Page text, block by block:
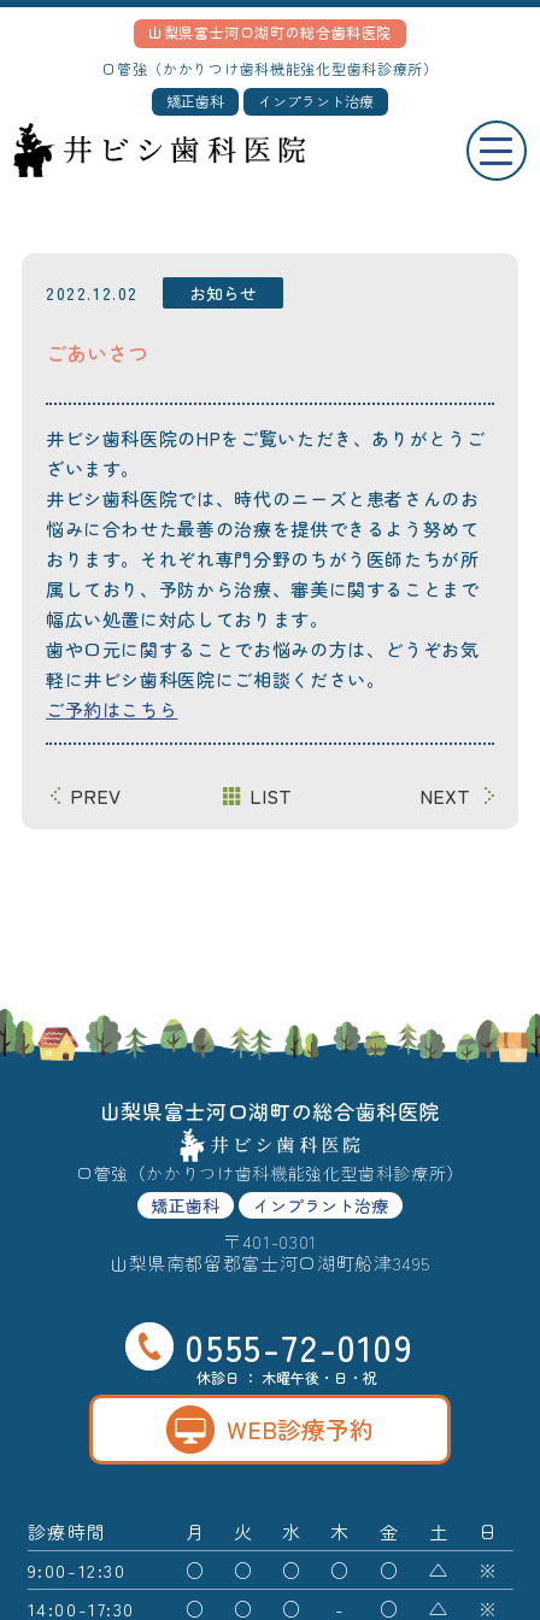
山梨県富士河口湖町の総合歯科医院
口管強（かかりつけ歯科機能強化型歯科診療所）
矯正歯科
インプラント治療
2022.12.02 お知らせ
ごあいさつ
井ビシ歯科医院のHPをご覧いただき、ありがとうご
ざいます。
井ビシ歯科医院では、時代のニーズと患者さんのお
悩みに合わせた最善の治療を提供できるよう努めて
おります。それぞれ専門分野のちがう医師たちが所
属しており、予防から治療、審美に関することまで
幅広い処置に対応しております。
歯や口元に関することでお悩みの方は、どうぞお気
軽に井ビシ歯科医院にご相談ください。
ご予約はこちら
PREV LIST NEXT
山梨県富士河口湖町の総合歯科医院
口管強（かかりつけ歯科機能強化型歯科診療所）
矯正歯科
インプラント治療
〒401-0301
山梨県南都留郡富士河口湖町船津3495
0555-72-0109
休診日 ： 木曜午後・日・祝
WEB診療予約
診療時間 月 火 水 木 金 土
日
9:00-12:30
○ ○ ○ ○ ○ △
※
14:00-17:30
○ ○ ○ - ○ △ ※